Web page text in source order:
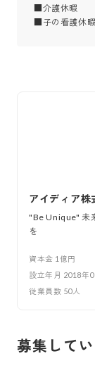
■介護休暇
■子の看護休暇
アイディア株
"Be Unique" 未
を
資本金 1億円
設立年月 2018年
従業員数 50人
募集して